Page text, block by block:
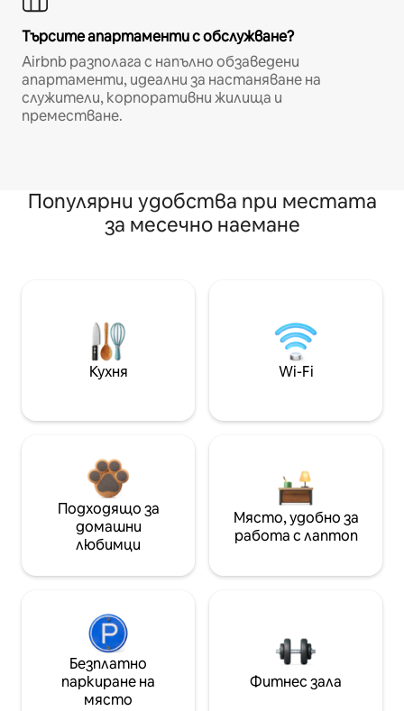
Търсите апартаменти с обслужване?
Airbnb разполага с напълно обзаведени
апартаменти, идеални за настаняване на
служители, корпоративни жилища и
преместване.
Популярни удобства при местата
за месечно наемане
Кухня Wi-Fi
Подходящо за
домашни
любимци
Място, удобно за
работа с лаптоп
Безплатно
паркиране на
място
Фитнес зала